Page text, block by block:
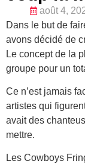
août 4,
Dans le but de
avons décidé de
Le concept de la
groupe pour un
Ce n’est jamais
artistes qui
avait des
mettre.
Les Cowboys